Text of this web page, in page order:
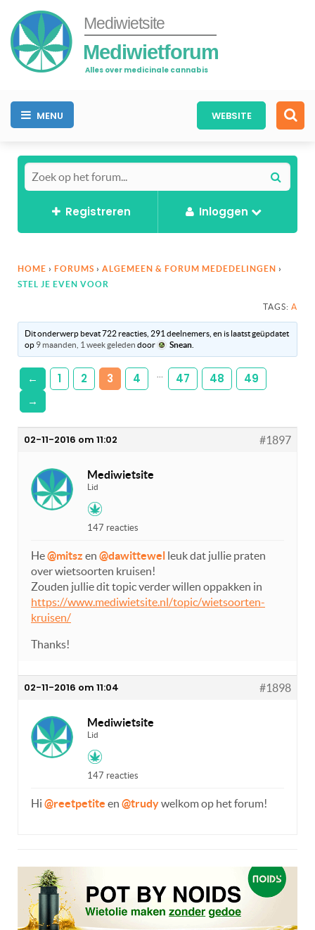
Mediwietsite
Mediwietforum
Alles over medicinale cannabis
MENU WEBSITE
Registreren Inloggen
HOME › FORUMS › ALGEMEEN & FORUM MEDEDELINGEN ›
STEL JE EVEN VOOR
TAGS: A
Dit onderwerp bevat 722 reacties, 291 deelnemers, en is laatst geüpdatet
op 9 maanden, 1 week geleden door Snean
← 1 2 3 4 47 48
49
→
02-11-2016 om 11:02 #1897
Mediwietsite
Lid
147 reacties
He@mitsz en @dawittewel leuk dat jullie praten
over wietsoorten kruisen!
Zouden jullie dit topic verder willen oppakken in
https://www.mediwietsite.nl/topic/wietsoorten-
kruisen/
Thanks!
02-11-2016 om 11:04 #1898
Mediwietsite
Lid
147 reacties
Hi @reetpetite en @trudywelkom op het forum!